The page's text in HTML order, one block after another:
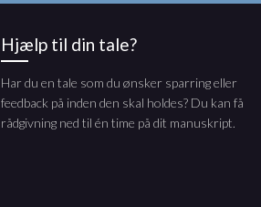
Hjælp til din tale?
Har du en tale som du ønsker sparring eller
feedback på inden den skal holdes? Du kan få
rådgivning ned til én time på dit manuskript.